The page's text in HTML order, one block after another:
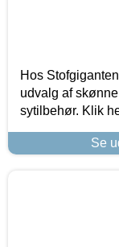
Hos
udvalg af
sytilbehør. Klik
Se